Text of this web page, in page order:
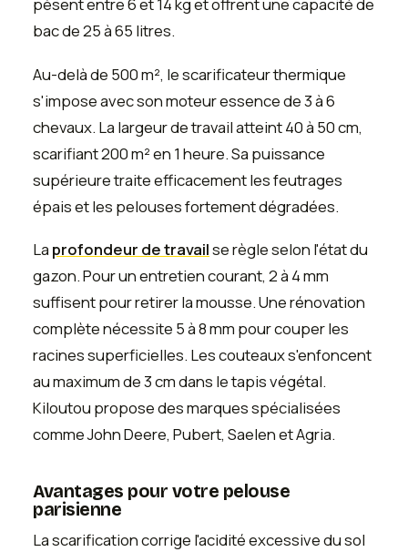
pèsent entre 6 et 14 kg et offrent une capacité de
bac de 25 à 65 litres.
Au-delà de 500 m², le scarificateur thermique
s'impose avec son moteur essence de 3 à 6
chevaux. La largeur de travail atteint 40 à 50 cm,
scarifiant 200 m² en 1 heure. Sa puissance
supérieure traite efficacement les feutrages
épais et les pelouses fortement dégradées.
La profondeur de travailse règle selon l'état du
gazon. Pour un entretien courant, 2 à 4 mm
suffisent pour retirer la mousse. Une rénovation
complète nécessite 5 à 8 mm pour couper les
racines superficielles. Les couteaux s'enfoncent
au maximum de 3 cm dans le tapis végétal.
Kiloutou propose des marques spécialisées
comme John Deere, Pubert, Saelen et Agria.
Avantages pour votre pelouse
parisienne
La scarification corrige l'acidité excessive du sol